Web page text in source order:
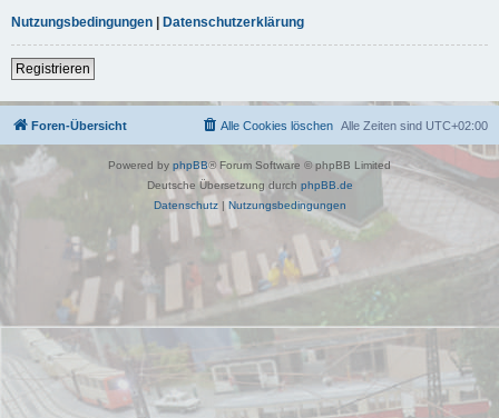
Nutzungsbedingungen | Datenschutzerklärung
Registrieren
Foren-Übersicht Alle Zeiten sind UTC+02:00
Alle Cookies löschen
Powered by phpBB® Forum Software © phpBB Limited
Deutsche Übersetzung durch phpBB.de
Datenschutz| Nutzungsbedingungen